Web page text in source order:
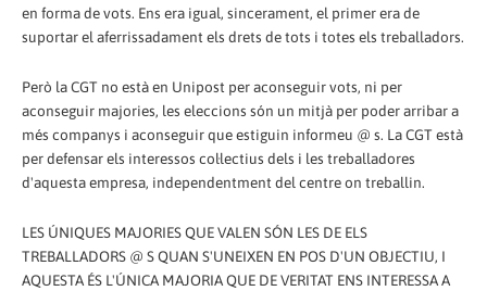
en forma de vots. Ens era igual, sincerament, el primer era de
suportar el aferrissadament els drets de tots i totes els treballadors.
Però la CGT no està en Unipost per aconseguir vots, ni per
aconseguir majories, les eleccions són un mitjà per poder arribar a
més companys i aconseguir que estiguin informeu @ s. La CGT està
per defensar els interessos col·lectius dels i les treballadores
d'aquesta empresa, independentment del centre on treballin.
LES ÚNIQUES MAJORIES QUE VALEN SÓN LES DE ELS
TREBALLADORS @ S QUAN S'UNEIXEN EN POS D'UN OBJECTIU, I
AQUESTA ÉS L'ÚNICA MAJORIA QUE DE VERITAT ENS INTERESSA A